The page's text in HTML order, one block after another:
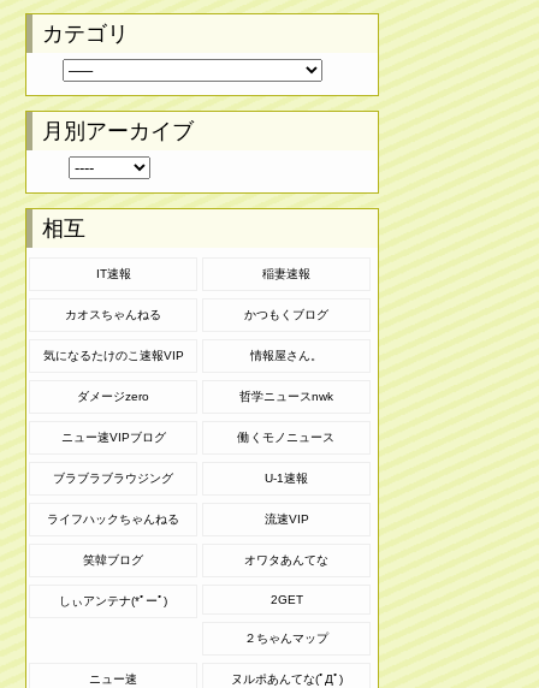
カテゴリ
月別アーカイブ
相互
IT速報 稲妻速報
カオスちゃんねる かつもくブログ
気になるたけのこ速報VIP 情報屋さん。
ダメージzero 哲学ニュースnwk
ニュー速VIPブログ 働くモノニュース
ブラブラブラウジング U-1速報
ライフハックちゃんねる 流速VIP
笑韓ブログ オワタあんてな
しぃアンテナ(*ﾟーﾟ) 2GET
２ちゃんマップ
ニュー速 ヌルポあんてな(ﾟДﾟ)